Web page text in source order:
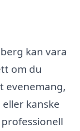
kan vara
om du
evenemang,
kanske